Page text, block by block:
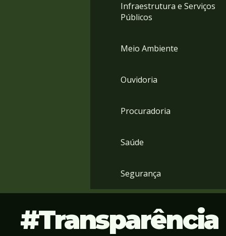
Infraestrutura e Serviços
Públicos
Meio Ambiente
Ouvidoria
Procuradoria
Saúde
Segurança
Transparência